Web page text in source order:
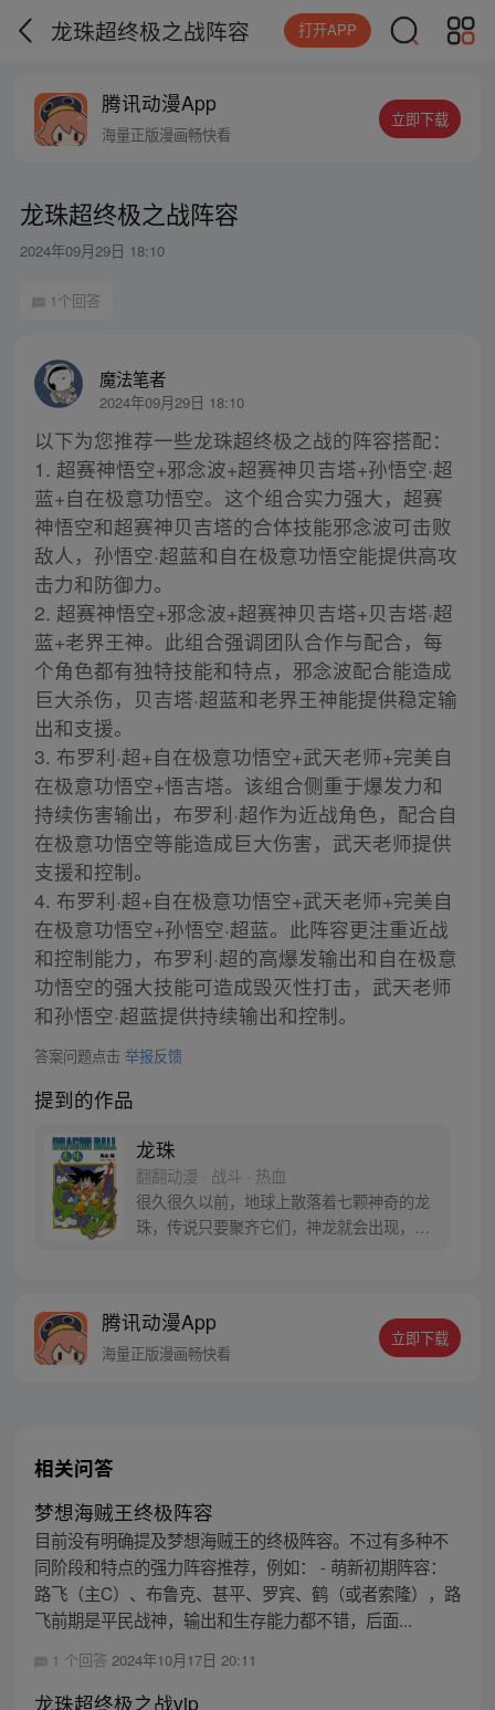
龙珠超终极之战阵容 打开APP
腾讯动漫App
海量正版漫画畅快看
立即下载
龙珠超终极之战阵容
2024年09月29日 18:10
1个回答
魔法笔者
2024年09月29日 18:10
以下为您推荐一些龙珠超终极之战的阵容搭配：
1. 超赛神悟空+邪念波+超赛神贝吉塔+孙悟空·超
蓝+自在极意功悟空。这个组合实力强大，超赛
神悟空和超赛神贝吉塔的合体技能邪念波可击败
敌人，孙悟空·超蓝和自在极意功悟空能提供高攻
击力和防御力。
2. 超赛神悟空+邪念波+超赛神贝吉塔+贝吉塔·超
蓝+老界王神。此组合强调团队合作与配合，每
个角色都有独特技能和特点，邪念波配合能造成
巨大杀伤，贝吉塔·超蓝和老界王神能提供稳定输
出和支援。
3. 布罗利·超+自在极意功悟空+武天老师+完美自
在极意功悟空+悟吉塔。该组合侧重于爆发力和
持续伤害输出，布罗利·超作为近战角色，配合自
在极意功悟空等能造成巨大伤害，武天老师提供
支援和控制。
4. 布罗利·超+自在极意功悟空+武天老师+完美自
在极意功悟空+孙悟空·超蓝。此阵容更注重近战
和控制能力，布罗利·超的高爆发输出和自在极意
功悟空的强大技能可造成毁灭性打击，武天老师
和孙悟空·超蓝提供持续输出和控制。
答案问题点击 举报反馈
提到的作品
龙珠
翻翻动漫 · 战斗 · 热血
很久很久以前，地球上散落着七颗神奇的龙
珠，传说只要聚齐它们，神龙就会出现，并
腾讯动漫App
海量正版漫画畅快看
立即下载
相关问答
梦想海贼王终极阵容
目前没有明确提及梦想海贼王的终极阵容。不过有多种不
同阶段和特点的强力阵容推荐，例如： - 萌新初期阵容：
路飞（主C）、布鲁克、甚平、罗宾、鹤（或者索隆），路
飞前期是平民战神，输出和生存能力都不错，后面...
1 个回答 2024年10月17日 20:11
龙珠超终极之战vip